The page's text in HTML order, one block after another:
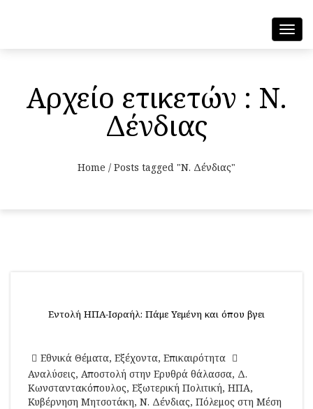
Αρχείο ετικετών : Ν.
Δένδιας
Home / Posts tagged "Ν. Δένδιας"
Εντολή ΗΠΑ-Ισραήλ: Πάμε Υεμένη και όπου βγει
Εθνικά Θέματα, Εξέχοντα, Επικαιρότητα
Αναλύσεις, Αποστολή στην Ερυθρά θάλασσα, Δ.
Κωνσταντακόπουλος, Εξωτερική Πολιτική, ΗΠΑ,
Κυβέρνηση Μητσοτάκη, Ν. Δένδιας, Πόλεμος στη Μέση